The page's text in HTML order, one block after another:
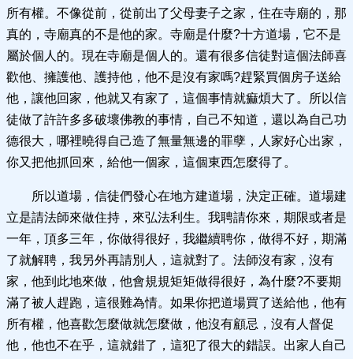
所有權。不像從前，從前出了父母妻子之家，住在寺廟的，那
真的，寺廟真的不是他的家。寺廟是什麼?十方道場，它不是
屬於個人的。現在寺廟是個人的。還有很多信徒對這個法師喜
歡他、擁護他、護持他，他不是沒有家嗎?趕緊買個房子送給
他，讓他回家，他就又有家了，這個事情就痲煩大了。所以信
徒做了許許多多破壞佛教的事情，自己不知道，還以為自己功
德很大，哪裡曉得自己造了無量無邊的罪孽，人家好心出家，
你又把他抓回來，給他一個家，這個東西怎麼得了。
所以道場，信徒們發心在地方建道場，決定正確。道場建
立是請法師來做住持，來弘法利生。我聘請你來，期限或者是
一年，頂多三年，你做得很好，我繼續聘你，做得不好，期滿
了就解聘，我另外再請別人，這就對了。法師沒有家，沒有
家，他到此地來做，他會規規矩矩做得很好，為什麼?不要期
滿了被人趕跑，這很難為情。如果你把道場買了送給他，他有
所有權，他喜歡怎麼做就怎麼做，他沒有顧忌，沒有人督促
他，他也不在乎，這就錯了，這犯了很大的錯誤。出家人自己